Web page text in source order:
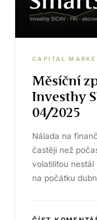
CAPITAL
Měsíční
Investhy
04/2025
Nálada na
častěji než
volatilitou nestál
na počátku